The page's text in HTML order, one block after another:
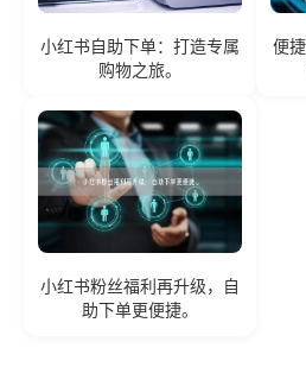
小红书自助下单：打造专属
购物之旅。
便
小红书粉丝福利再升级，自
助下单更便捷。